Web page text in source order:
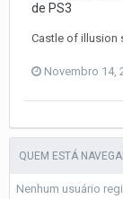
de PS3
Castle of illusion
Novembro 14,
QUEM ESTÁ
Nenhum usuário